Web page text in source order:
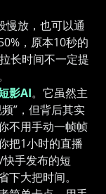
慢放，也可以通
，原本10秒的
长时间不一定提
影AI。它虽然主
”，但背后其实
不用手动一帧帧
把1小时的直播
手发布的短
大把时间。